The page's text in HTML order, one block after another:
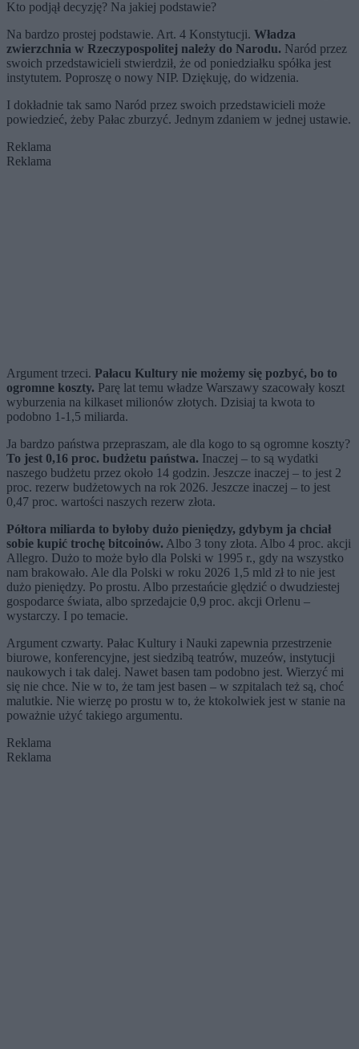
Kto podjął decyzję? Na jakiej podstawie?
Na bardzo prostej podstawie. Art. 4 Konstytucji. Władza
zwierzchnia w Rzeczypospolitej należy do Narodu. Naród przez
swoich przedstawicieli stwierdził, że od poniedziałku spółka jest
instytutem. Poproszę o nowy NIP. Dziękuję, do widzenia.
I dokładnie tak samo Naród przez swoich przedstawicieli może
powiedzieć, żeby Pałac zburzyć. Jednym zdaniem w jednej ustawie.
Reklama
Reklama
Argument trzeci. Pałacu Kultury nie możemy się pozbyć, bo to
ogromne koszty. Parę lat temu władze Warszawy szacowały koszt
wyburzenia na kilkaset milionów złotych. Dzisiaj ta kwota to
podobno 1-1,5 miliarda.
Ja bardzo państwa przepraszam, ale dla kogo to są ogromne koszty?
To jest 0,16 proc. budżetu państwa. Inaczej – to są wydatki
naszego budżetu przez około 14 godzin. Jeszcze inaczej – to jest 2
proc. rezerw budżetowych na rok 2026. Jeszcze inaczej – to jest
0,47 proc. wartości naszych rezerw złota.
Półtora miliarda to byłoby dużo pieniędzy, gdybym ja chciał
sobie kupić trochę bitcoinów. Albo 3 tony złota. Albo 4 proc. akcji
Allegro. Dużo to może było dla Polski w 1995 r., gdy na wszystko
nam brakowało. Ale dla Polski w roku 2026 1,5 mld zł to nie jest
dużo pieniędzy. Po prostu. Albo przestańcie ględzić o dwudziestej
gospodarce świata, albo sprzedajcie 0,9 proc. akcji Orlenu –
wystarczy. I po temacie.
Argument czwarty. Pałac Kultury i Nauki zapewnia przestrzenie
biurowe, konferencyjne, jest siedzibą teatrów, muzeów, instytucji
naukowych i tak dalej. Nawet basen tam podobno jest. Wierzyć mi
się nie chce. Nie w to, że tam jest basen – w szpitalach też są, choć
malutkie. Nie wierzę po prostu w to, że ktokolwiek jest w stanie na
poważnie użyć takiego argumentu.
Reklama
Reklama